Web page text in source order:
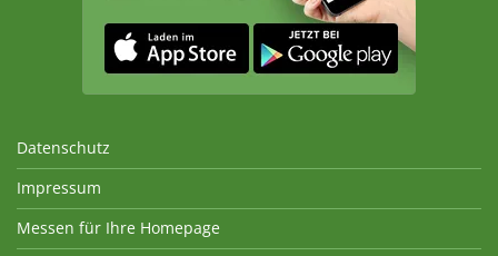
Datenschutz
Impressum
Messen für Ihre Homepage